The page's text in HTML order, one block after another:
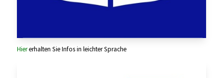
Hiererhalten Sie Infos in leichter Sprache